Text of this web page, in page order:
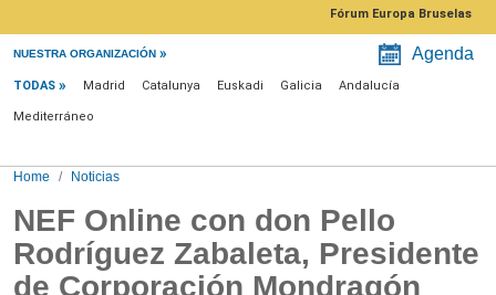
Fórum Europa Bruselas
NUESTRA ORGANIZACIÓN Agenda
Menú noticias
TODAS Madrid Catalunya Euskadi Galicia Andalucía
Mediterráneo
Home Noticias
NEF Online con don Pello
Rodríguez Zabaleta, Presidente
de Corporación Mondragón